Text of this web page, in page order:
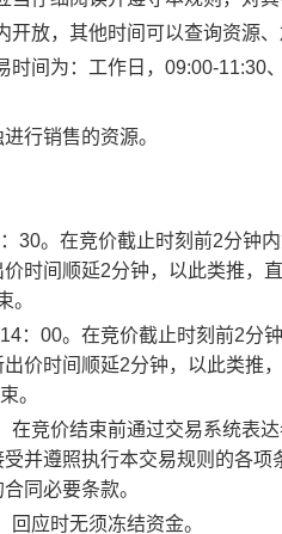
开放，其他时间可以查询资源
时间为：工作日，09:00-11:30
行销售的资源。
30。在竞价截止时刻前2分钟
时间顺延2分钟，以此类推，
。
：00。在竞价截止时刻前2分
价时间顺延2分钟，以此类推
。
在竞价结束前通过交易系统表
并遵照执行本交易规则的各
同必要条款。
应时无须冻结资金。